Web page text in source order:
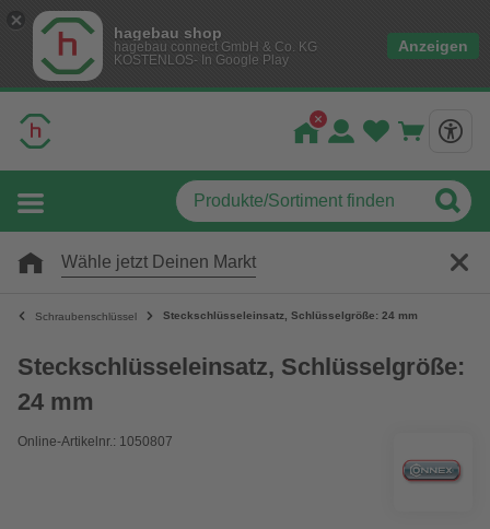
hagebau shop
hagebau connect GmbH & Co. KG
KOSTENLOS- In Google Play
Anzeigen
Wähle jetzt Deinen Markt
Schraubenschlüssel Steckschlüsseleinsatz, Schlüsselgröße: 24 mm
Steckschlüsseleinsatz, Schlüsselgröße:
24 mm
Online-Artikelnr.: 1050807